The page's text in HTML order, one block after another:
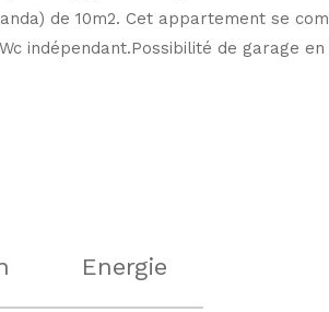
de 10m2. Cet appartement se
indépendant.Possibilité de garage en
Energie